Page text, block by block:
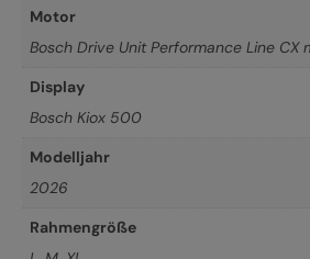
Motor
Bosch Drive Unit Performance Line CX
Display
Bosch Kiox 500
Modelljahr
2026
Rahmengröße